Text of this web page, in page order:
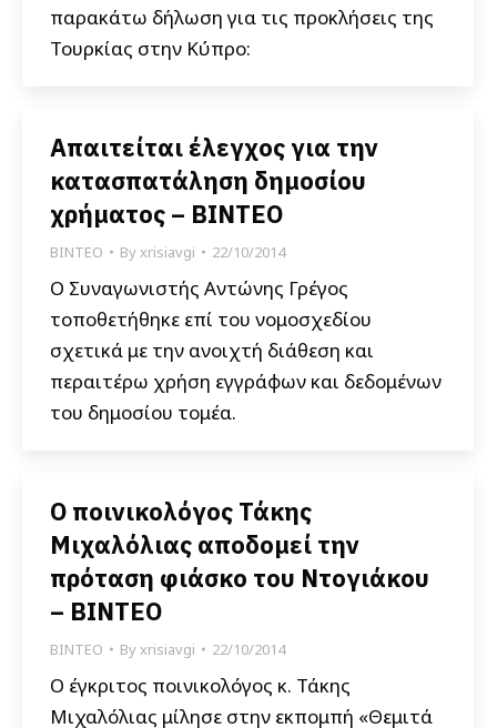
παρακάτω δήλωση για τις προκλήσεις της
Τουρκίας στην Κύπρο:
Απαιτείται έλεγχος για την
κατασπατάληση δημοσίου
χρήματος – ΒΙΝΤΕΟ
ΒΙΝΤΕΟ Byxrisiavgi 22/10/2014
Ο Συναγωνιστής Αντώνης Γρέγος
τοποθετήθηκε επί του νομοσχεδίου
σχετικά με την ανοιχτή διάθεση και
περαιτέρω χρήση εγγράφων και δεδομένων
του δημοσίου τομέα.
Ο ποινικολόγος Τάκης
Μιχαλόλιας αποδομεί την
πρόταση φιάσκο του Ντογιάκου
– ΒΙΝΤΕΟ
ΒΙΝΤΕΟ Byxrisiavgi 22/10/2014
Ο έγκριτος ποινικολόγος κ. Τάκης
Μιχαλόλιας μίλησε στην εκπομπή «Θεμιτά